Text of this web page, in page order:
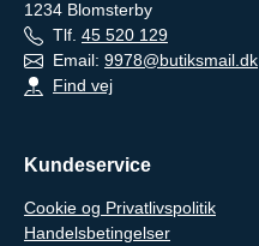
1234 Blomsterby
Tlf. 45 520 129
Email: 9978@butiksmail.dk
Find vej
Kundeservice
Cookie og Privatlivspolitik
Handelsbetingelser